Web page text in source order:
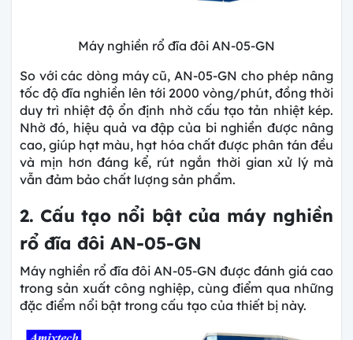
Máy nghiền rổ đĩa đôi AN-05-GN
So với các dòng máy cũ, AN-05-GN cho phép nâng
tốc độ đĩa nghiền lên tới 2000 vòng/phút, đồng thời
duy trì nhiệt độ ổn định nhờ cấu tạo tản nhiệt kép.
Nhờ đó, hiệu quả va đập của bi nghiền được nâng
cao, giúp hạt màu, hạt hóa chất được phân tán đều
và mịn hơn đáng kể, rút ngắn thời gian xử lý mà
vẫn đảm bảo chất lượng sản phẩm.
2. Cấu tạo nổi bật của máy nghiền
rổ đĩa đôi AN-05-GN
Máy nghiền rổ đĩa đôi AN-05-GN được đánh giá cao
trong sản xuất công nghiệp, cùng điểm qua những
đặc điểm nổi bật trong cấu tạo của thiết bị này.